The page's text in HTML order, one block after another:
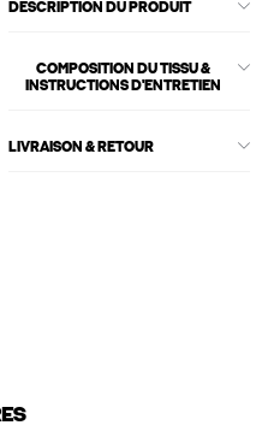
DESCRIPTION DU PRODUIT
COMPOSITION DU TISSU &
INSTRUCTIONS D'ENTRETIEN
LIVRAISON & RETOUR